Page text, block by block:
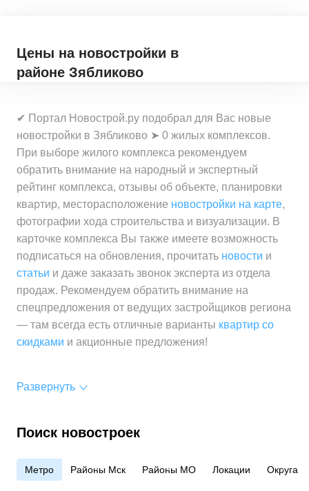
Цены на новостройки в
районе Зябликово
✔ Портал Новострой.ру подобрал для Вас новые
новостройки в Зябликово ➤ 0 жилых комплексов.
При выборе жилого комплекса рекомендуем
обратить внимание на народный и экспертный
рейтинг комплекса, отзывы об объекте, планировки
квартир, месторасположение новостройки на карте,
фотографии хода строительства и визуализации. В
карточке комплекса Вы также имеете возможность
подписаться на обновления, прочитать новости и
статьи и даже заказать звонок эксперта из отдела
продаж. Рекомендуем обратить внимание на
спецпредложения от ведущих застройщиков региона
— там всегда есть отличные варианты квартир со
скидками и акционные предложения!
Развернуть
Поиск новостроек
Метро Районы Мск Районы МО Локации Округа